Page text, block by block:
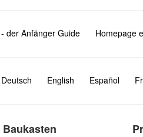
der Anfänger Guide Homepage
Deutsch English Español
Baukasten